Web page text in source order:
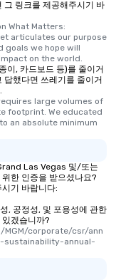
그 링크를 제공해주시기 바
What Matters:
articulates our purpose
goals we hope will
on the world.
이, 카드보드 등)를 줄이거
답했다면 쓰레기를 줄이거
large volumes of
footprint. We educated
an absolute minimum
Las Vegas 및/또는
한 인증을 받으셨나요?
기 바랍니다:
, 공정성, 및 포용성에 관한
겠습니까?
corporate/csr/ann
annual-